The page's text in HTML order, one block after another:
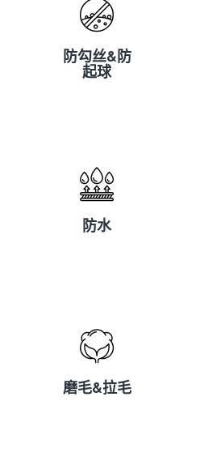
防勾丝&防
起球
防勾丝&防
起球
防水
防水
磨毛&拉毛
磨毛&拉毛